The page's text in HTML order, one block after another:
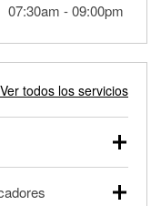
07:30am -09:00pm
Ver todos los servicios
y